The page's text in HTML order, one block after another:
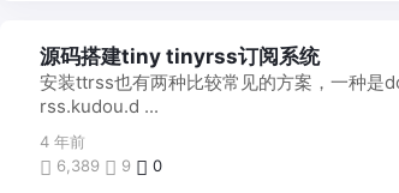
源码搭建tiny tinyrss订阅系统
安装ttrss也有两种比较常见的方案，一种是
rss.kudou.d ...
4 年前
6,389
9 0